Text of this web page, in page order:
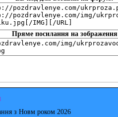
Пряме посилання на зображення
з Новм роком 2026